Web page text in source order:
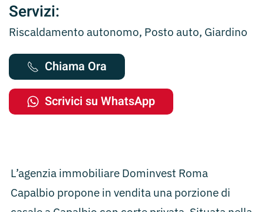
Servizi:
Riscaldamento autonomo, Posto auto, Giardino
Chiama Ora
Scrivici su WhatsApp
L’agenzia immobiliare Dominvest Roma
Capalbio propone in vendita una porzione di